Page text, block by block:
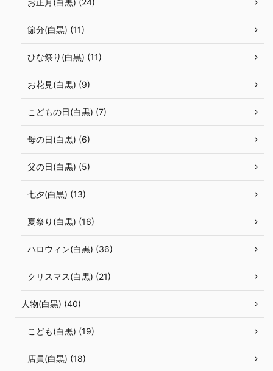
節分(白黒) (11)
ひな祭り(白黒) (11)
お花見(白黒) (9)
こどもの日(白黒) (7)
母の日(白黒) (6)
父の日(白黒) (5)
七夕(白黒) (13)
夏祭り(白黒) (16)
ハロウィン(白黒) (36)
クリスマス(白黒) (21)
人物(白黒) (40)
こども(白黒) (19)
店員(白黒) (18)